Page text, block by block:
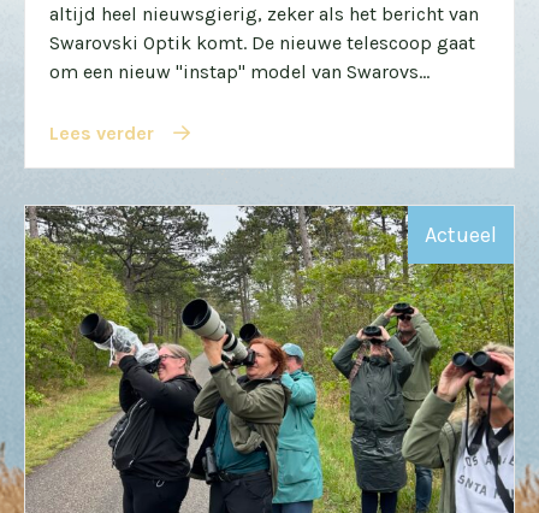
altijd heel nieuwsgierig, zeker als het bericht van
Swarovski Optik komt. De nieuwe telescoop gaat
om een nieuw "instap" model van Swarovs...
Lees verder
Actueel